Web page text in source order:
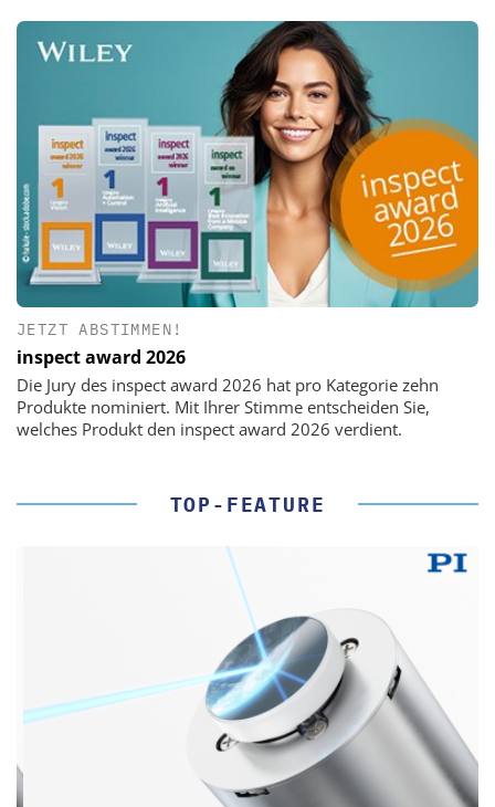
JETZT ABSTIMMEN!
inspect award 2026
Die Jury des inspect award 2026 hat pro Kategorie zehn
Produkte nominiert. Mit Ihrer Stimme entscheiden Sie,
welches Produkt den inspect award 2026 verdient.
TOP-FEATURE